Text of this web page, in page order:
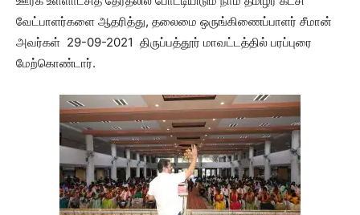
வேட்பாளர்களை ஆதரித்து, தலைமை ஒருங்கிணைப்பாளர் சீமான்
அவர்கள் 29-09-2021 திருப்பத்தூர் மாவட்டத்தில் பரப்புரை
மேற்கொண்டார்.